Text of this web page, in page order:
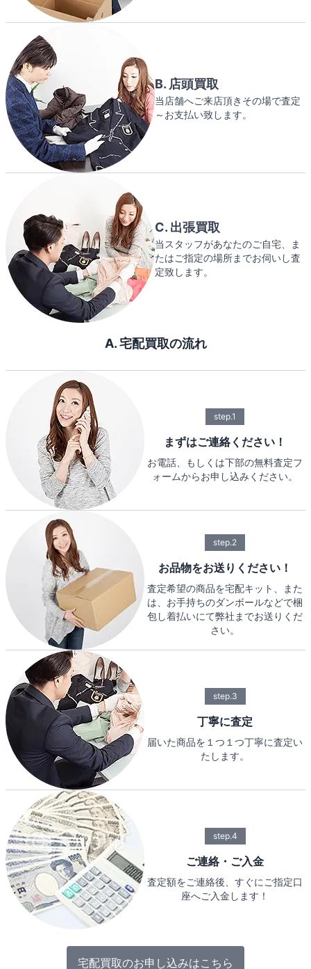
B. 店頭買取
当店舗へご来店頂きその場で査定
～お支払い致します。
C. 出張買取
当スタッフがあなたのご自宅、ま
たはご指定の場所までお伺いし査
定致します。
A. 宅配買取の流れ
step.1
まずはご連絡ください！
お電話、もしくは下部の無料査定フ
ォームからお申し込みください。
step.2
お品物をお送りください！
査定希望の商品を宅配キット、また
は、お手持ちのダンボールなどで梱
包し着払いにて弊社までお送りくだ
さい。
step.3
丁寧に査定
届いた商品を１つ１つ丁寧に査定い
たします。
step.4
ご連絡・ご入金
査定額をご連絡後、すぐにご指定口
座へご入金します！
宅配買取のお申し込みはこちら